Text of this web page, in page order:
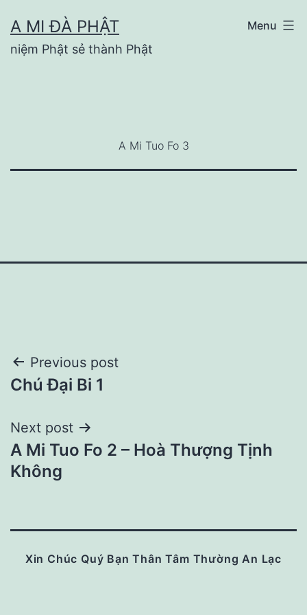
to
content
A MI ĐÀ PHẬT
niệm Phật sẻ thành Phật
Menu
A Mi Tuo Fo 3
Post
navigation
Previous post
Chú Đại Bi 1
Next post
A Mi Tuo Fo 2 – Hoà Thượng Tịnh
Không
Xin Chúc Quý Bạn Thân Tâm Thường An Lạc